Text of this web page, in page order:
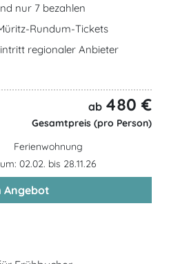
nur 7 bezahlen
Rundum-Tickets
regionaler Anbieter
ab 480 €
Gesamtpreis (pro Person)
Ferienwohnung
02.02. bis 28.11.26
Angebot